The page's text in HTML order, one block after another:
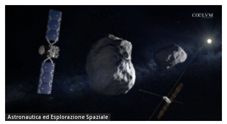
Astronautica ed Esplorazione Spaziale